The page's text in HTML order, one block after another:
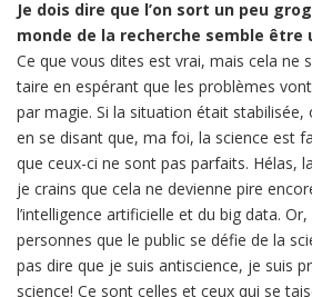
Je dois dire que l’on sort un peu
monde de la recherche semble
Ce que vous dites est vrai, mais cela ne
taire en espérant que les problèmes
par magie. Si la situation était
en se disant que, ma foi, la science est
que ceux-ci ne sont pas parfaits. Hélas,
je crains que cela ne devienne pire
l’intelligence artificielle et du big data. Or,
personnes que le public se défie de la
pas dire que je suis antiscience, je suis
science! Ce sont celles et ceux qui se